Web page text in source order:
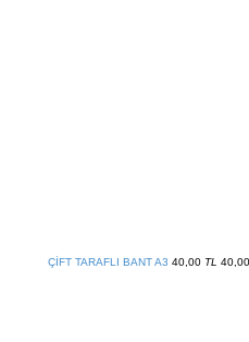
ÇİFT TARAFLI BANT A3 40,00 TL